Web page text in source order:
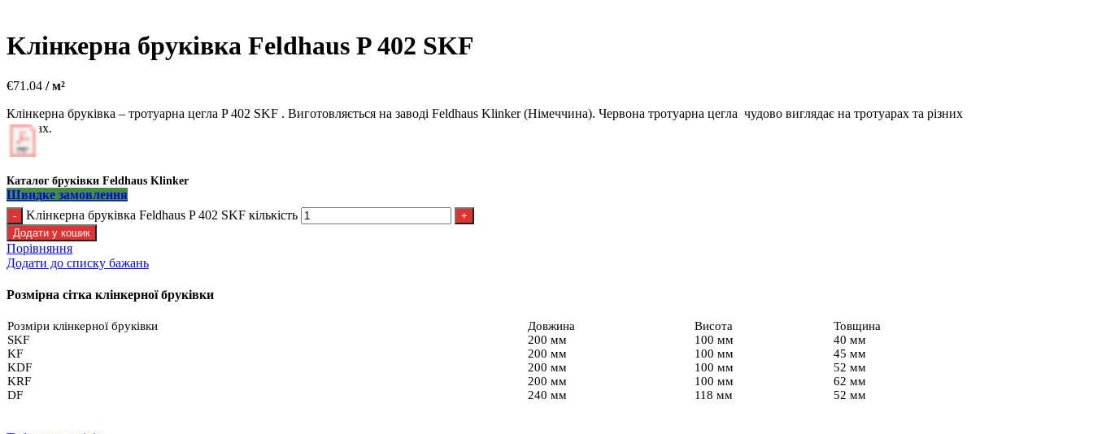
Kлінкерна бруківка Feldhaus P 402 SKF
€71.04 / м²
Клінкерна бруківка – тротуарна цегла P 402 SKF . Виготовляється на заводі Feldhaus Klinker (Німеччина). Червона тротуарна цегла чудово виглядає на тротуарах та різних
площах.
Каталог бруківки Feldhaus Klinker
Швидке замовлення
Kлінкерна бруківка Feldhaus P 402 SKF кількість
Додати у кошик
Порівняння
Додати до списку бажань
Розмірна сітка клінкерної бруківки
Розміри клінкерної бруківки Довжина Висота
Товщина
SKF
200 мм 100 мм
40 мм
KF
200 мм 100 мм
45 мм
KDF
200 мм 100 мм
52 мм
KRF
200 мм 100 мм
62 мм
DF
240 мм 118 мм 52 мм